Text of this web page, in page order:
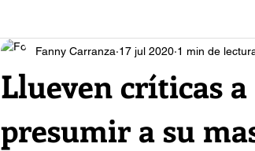
Llueven críticas
presumir a su
Fanny Carranza 17 jul 2020 1 min de